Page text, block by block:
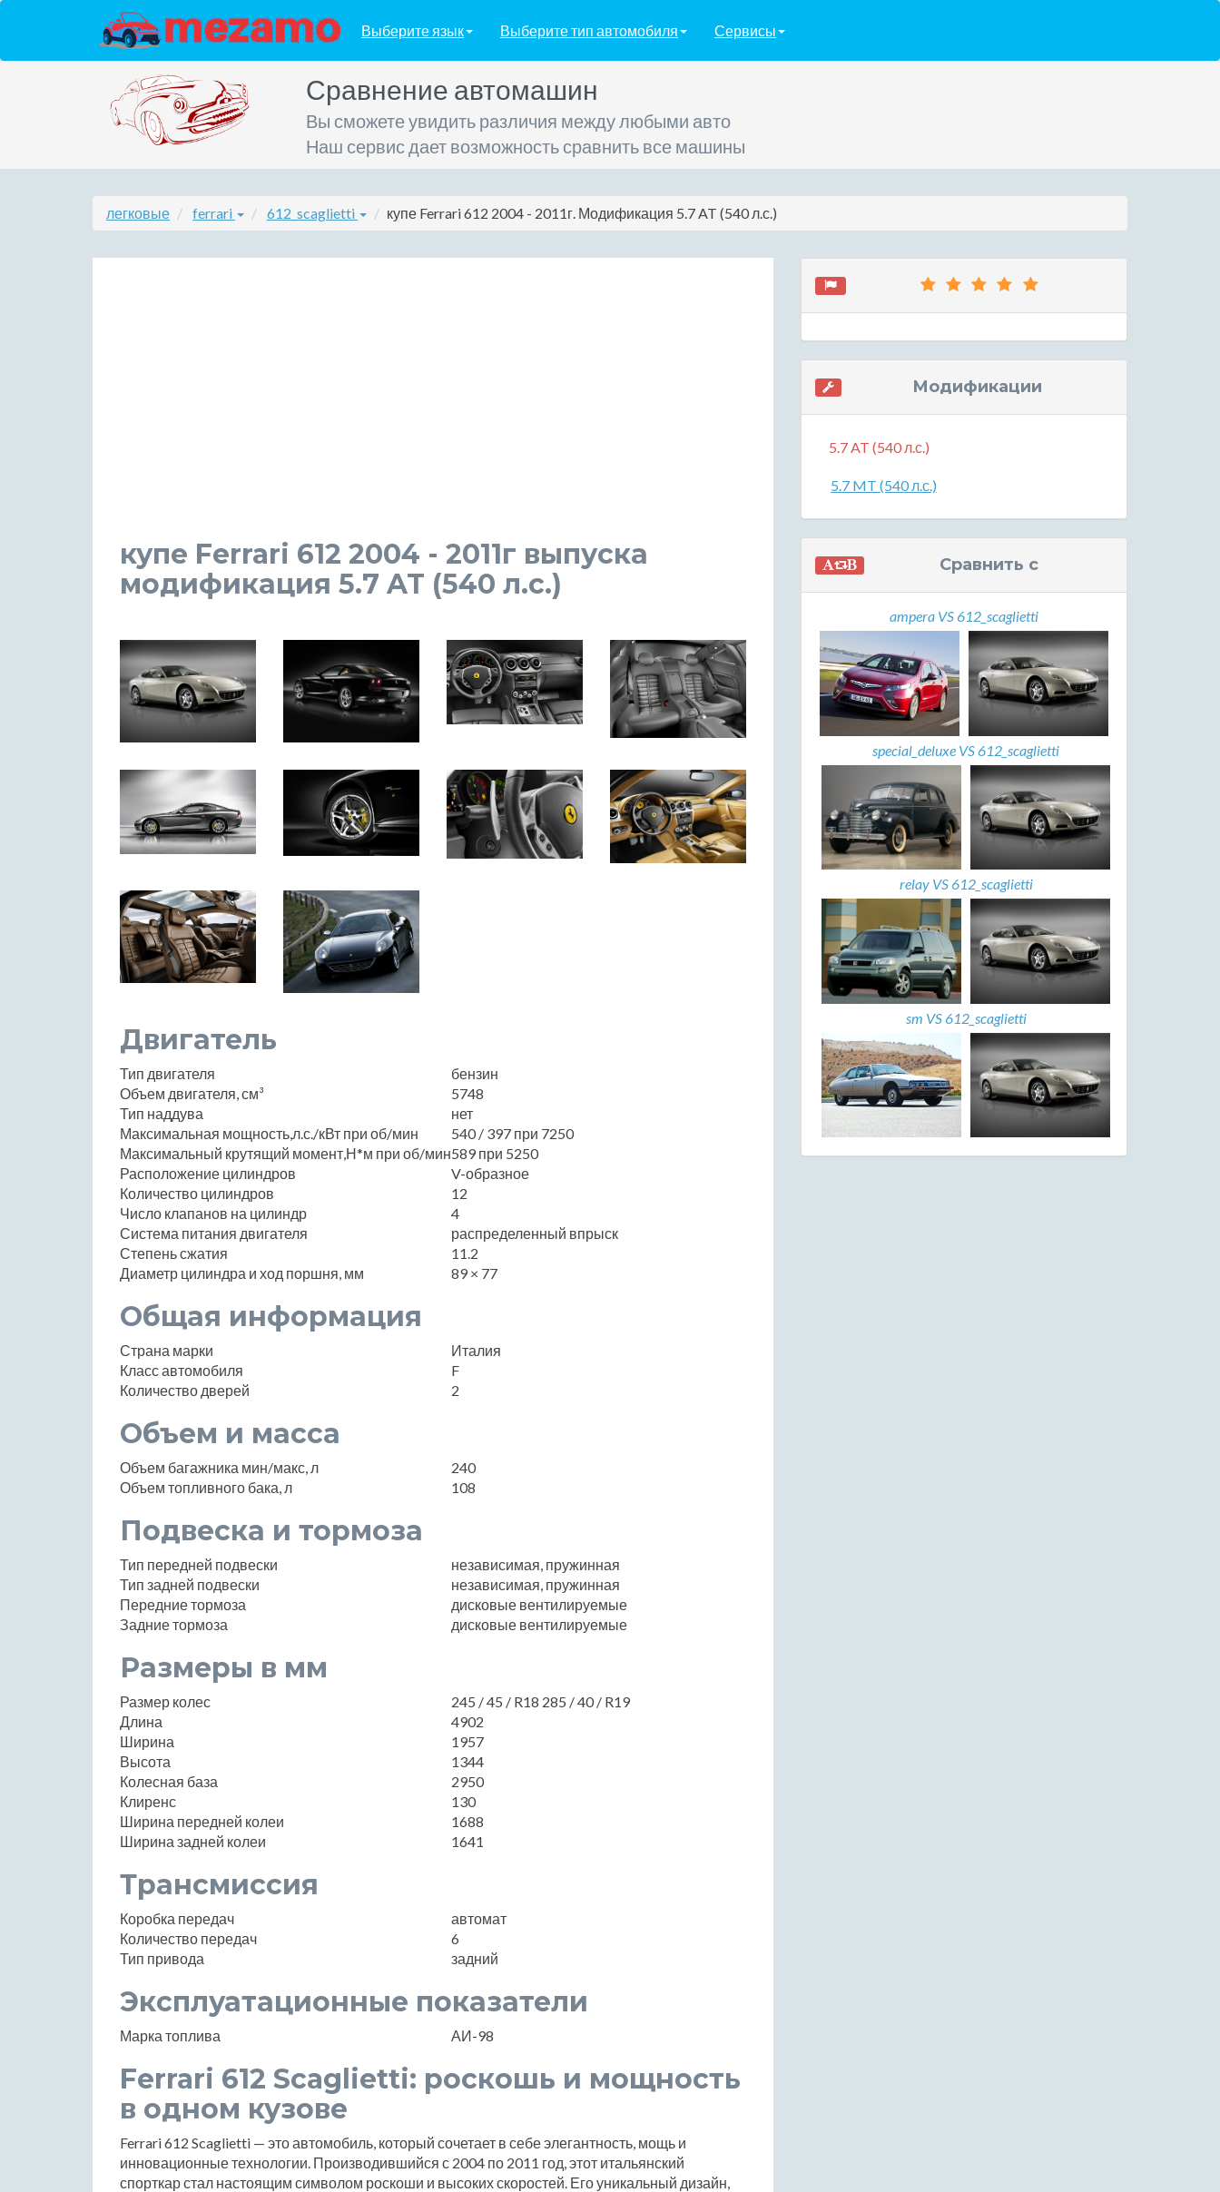
Выберите язык Выберите тип автомобиля Сервисы
Сравнение автомашин
Вы сможете увидить различия между любыми авто
Наш сервис дает возможность сравнить все машины
легковые ferrari 612_scaglietti купе Ferrari 612 2004 - 2011г. Модификация 5.7 AT (540 л.с.)
купе Ferrari 612 2004 - 2011г выпуска
модификация 5.7 AT (540 л.с.)
Двигатель
Тип двигателя
бензин
Объем двигателя, см³
5748
Тип наддува
нет
Максимальная мощность,л.с./кВт при об/мин
540 / 397 при 7250
Максимальный крутящий момент,Н*м при об/мин589 при 5250
Расположение цилиндров
V-образное
Количество цилиндров
12
Число клапанов на цилиндр
4
Система питания двигателя
распределенный впрыск
Степень сжатия
11.2
Диаметр цилиндра и ход поршня, мм
89 × 77
Общая информация
Страна марки
Италия
Класс автомобиля
F
Количество дверей
2
Объем и масса
Объем багажника мин/макс, л
240
Объем топливного бака, л
108
Подвеска и тормоза
Тип передней подвески
независимая, пружинная
Тип задней подвески
независимая, пружинная
Передние тормоза
дисковые вентилируемые
Задние тормоза
дисковые вентилируемые
Размеры в мм
Размер колес
245 / 45 / R18 285 / 40 / R19
Длина
4902
Ширина
1957
Высота
1344
Колесная база
2950
Клиренс
130
Ширина передней колеи
1688
Ширина задней колеи
1641
Трансмиссия
Коробка передач
автомат
Количество передач
6
Тип привода
задний
Эксплуатационные показатели
Марка топлива АИ-98
Ferrari 612 Scaglietti: роскошь и мощность
в одном кузове
Ferrari 612 Scaglietti — это автомобиль, который сочетает в себе элегантность, мощь и
инновационные технологии. Производившийся с 2004 по 2011 год, этот итальянский
спорткар стал настоящим символом роскоши и высоких скоростей. Его уникальный дизайн,
Модификации
5.7 AT (540 л.с.)
5.7 MT (540 л.с.)
Сравнить с
ampera VS 612_scaglietti
special_deluxe VS 612_scaglietti
relay VS 612_scaglietti
sm VS 612_scaglietti